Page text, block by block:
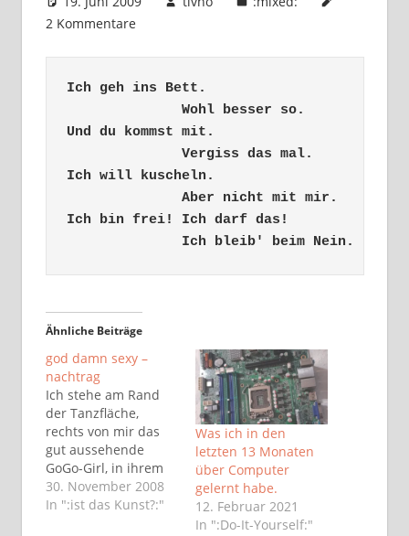
2 Kommentare
Ich geh ins Bett.
              Wohl besser so.
Und du kommst mit.
              Vergiss das mal.
Ich will kuscheln.
              Aber nicht mit mir.
Ich bin frei! Ich darf das!
              Ich bleib' beim Nein.
Ähnliche Beiträge
god damn sexy –
nachtrag
Ich stehe am Rand
der Tanzfläche,
rechts von mir das
gut aussehende
GoGo-Girl, in ihrem
knappen silbernen
Arbeitsoutfit, ich
30. November 2008
In ":ist das Kunst?:"
Was ich in den
letzten 13 Monaten
über Computer
gelernt habe.
12. Februar 2021
In ":Do-It-Yourself:"